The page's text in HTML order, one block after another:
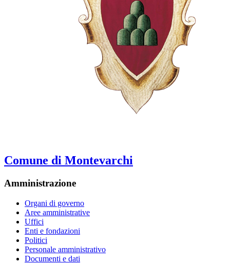
Comune di Montevarchi
Amministrazione
Organi di governo
Aree amministrative
Uffici
Enti e fondazioni
Politici
Personale amministrativo
Documenti e dati